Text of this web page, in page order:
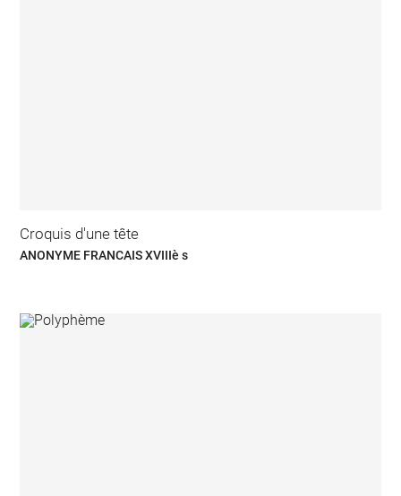
Croquis d'une tête
ANONYME FRANCAIS XVIIIè s